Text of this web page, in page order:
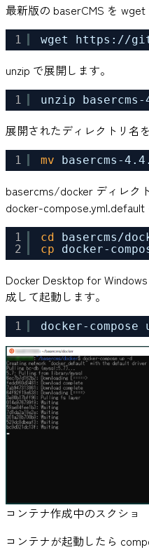
最新版の baserCMS を wget
1 wget https: //
unzip で展開します。
1 unzip
展開されたディレクトリ名
1 mv basercms-
basercms/docker ディレク
docker-compose.yml.default
1
2
cd basercms/
cp
docker-
Docker Desktop for
成して起動します。
1 docker-compose
コンテナ作成中のスクショ
コンテナが起動したら